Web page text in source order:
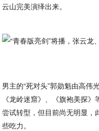
云山完美演绎出来。
男主的“死对头”郭勋魁由高伟
《龙岭迷窟》、《旗袍美探
尝试转型，但目前尚无明显，
些吃力。